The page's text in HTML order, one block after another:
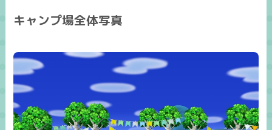
キャンプ場全体写真